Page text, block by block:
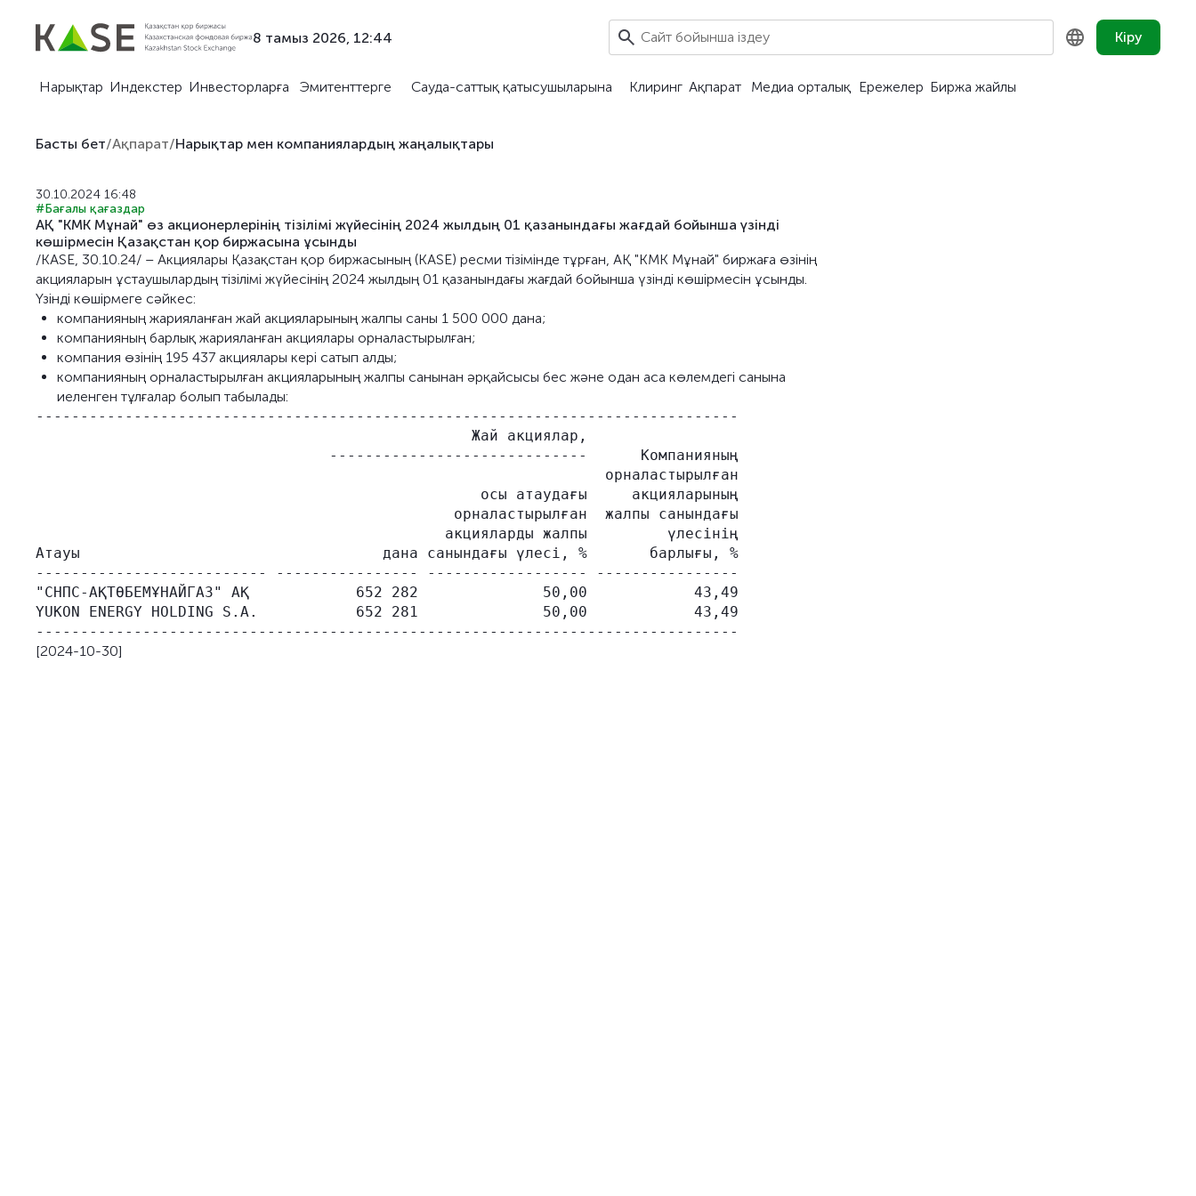
8 тамыз 2026, 12:44 Кіру
Нарықтар Индекстер Инвесторларға Эмитенттерге Сауда-саттық қатысушыларына Клиринг Ақпарат Медиа орталық Ережелер Биржа жайлы
Басты бет/Ақпарат/Нарықтар мен компаниялардың жаңалықтары
30.10.2024 16:48
#Бағалы қағаздар
АҚ "KMK Мұнай" өз акционерлерінің тізілімі жүйесінің 2024 жылдың 01 қазанындағы жағдай бойынша үзінді
көшірмесін Қазақстан қор биржасына ұсынды
/KASE, 30.10.24/ – Акциялары Қазақстан қор биржасының (KASE) ресми тізімінде тұрған, АҚ "KMK Мұнай" биржаға өзінің
акцияларын ұстаушылардың тізілімі жүйесінің 2024 жылдың 01 қазанындағы жағдай бойынша үзінді көшірмесін ұсынды.
Үзінді көшірмеге сәйкес:
компанияның жарияланған жай акцияларының жалпы саны 1 500 000 дана;
компанияның барлық жарияланған акциялары орналастырылған;
компания өзінің 195 437 акциялары кері сатып алды;
компанияның орналастырылған акцияларының жалпы санынан әрқайсысы бес және одан аса көлемдегі санына
иеленген тұлғалар болып табылады:
-------------------------------------------------------------------------------
                                                 Жай акциялар,
                                 -----------------------------      Компанияның
                                                                орналастырылған
                                                  осы атаудағы     акцияларының
                                               орналастырылған  жалпы санындағы
                                              акцияларды жалпы         үлесінің
Атауы                                  дана санындағы үлесі, %       барлығы, %
-------------------------- ---------------- ------------------ ----------------
"СНПС-АҚТӨБЕМҰНАЙГАЗ" АҚ            652 282              50,00            43,49
YUKON ENERGY HOLDING S.A.           652 281              50,00            43,49
[2024-10-30]